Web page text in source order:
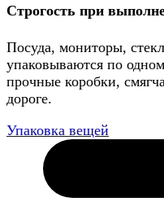
Строгость при
Посуда, мониторы,
упаковываются по
прочные коробки,
дороге.
Упаковка вещей